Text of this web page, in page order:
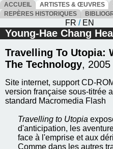
ACCUEIL ARTISTES & ŒUVRES
REPÈRES HISTORIQUES
FR / EN
Young-Hae Chang